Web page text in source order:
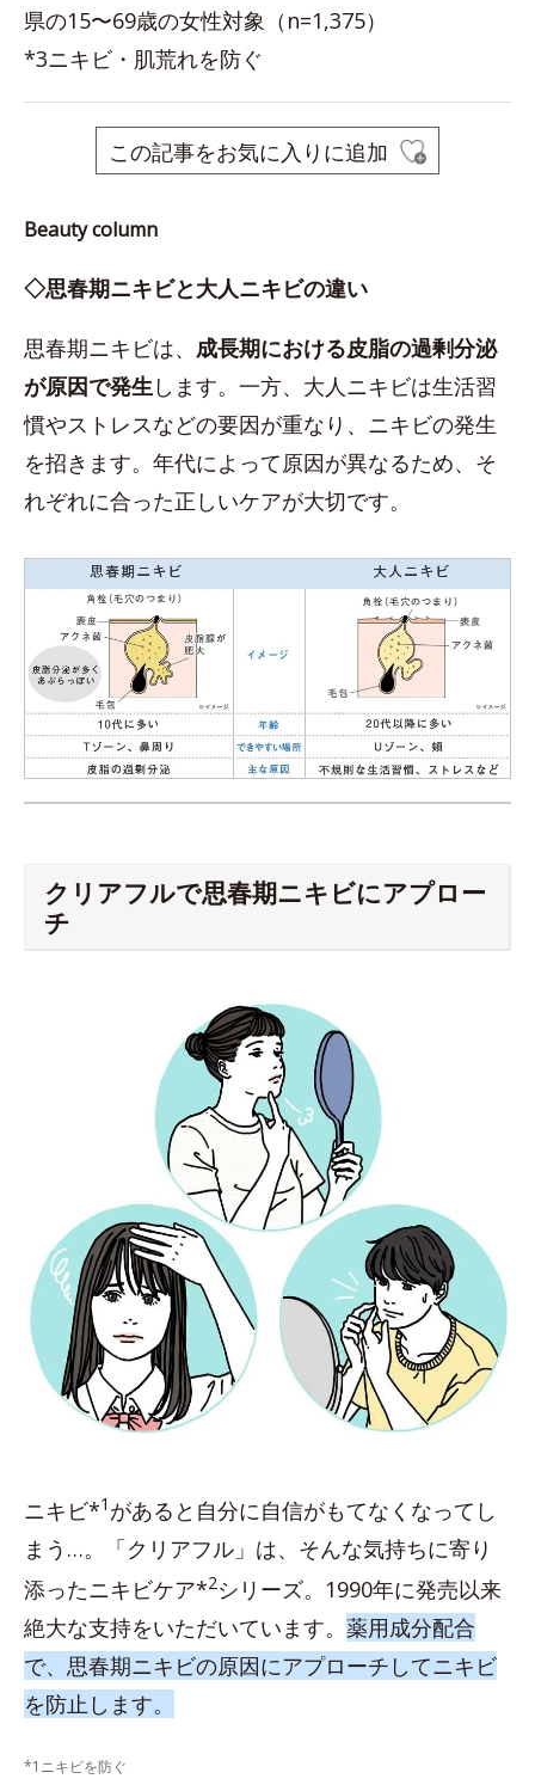
県の15〜69歳の女性対象（n=1,375）
*3ニキビ・肌荒れを防ぐ
この記事をお気に入りに追加
Beauty column
◇思春期ニキビと大人ニキビの違い
思春期ニキビは、 成長期における皮脂の過剰分泌
が原因で発生します。一方、大人ニキビは生活習
慣やストレスなどの要因が重なり、ニキビの発生
を招きます。年代によって原因が異なるため、そ
れぞれに合った正しいケアが大切です。
クリアフルで思春期ニキビにアプロー
チ
ニキビ*1 があると自分に自信がもてなくなってし
まう…。「クリアフル」は、そんな気持ちに寄り
添ったニキビケア*2シリーズ。1990年に発売以来
絶大な支持をいただいています。 薬用成分配合
で、思春期ニキビの原因にアプローチしてニキビ
を防止します。
*1ニキビを防ぐ